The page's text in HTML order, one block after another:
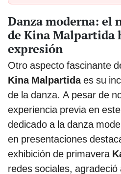
Danza moderna: el
de Kina Malpartida
expresión
Otro aspecto fascinante
Kina Malpartidaes su
de la danza. A pesar de
experiencia previa en
dedicado a la danza
en presentaciones
exhibición de primavera
redes sociales,